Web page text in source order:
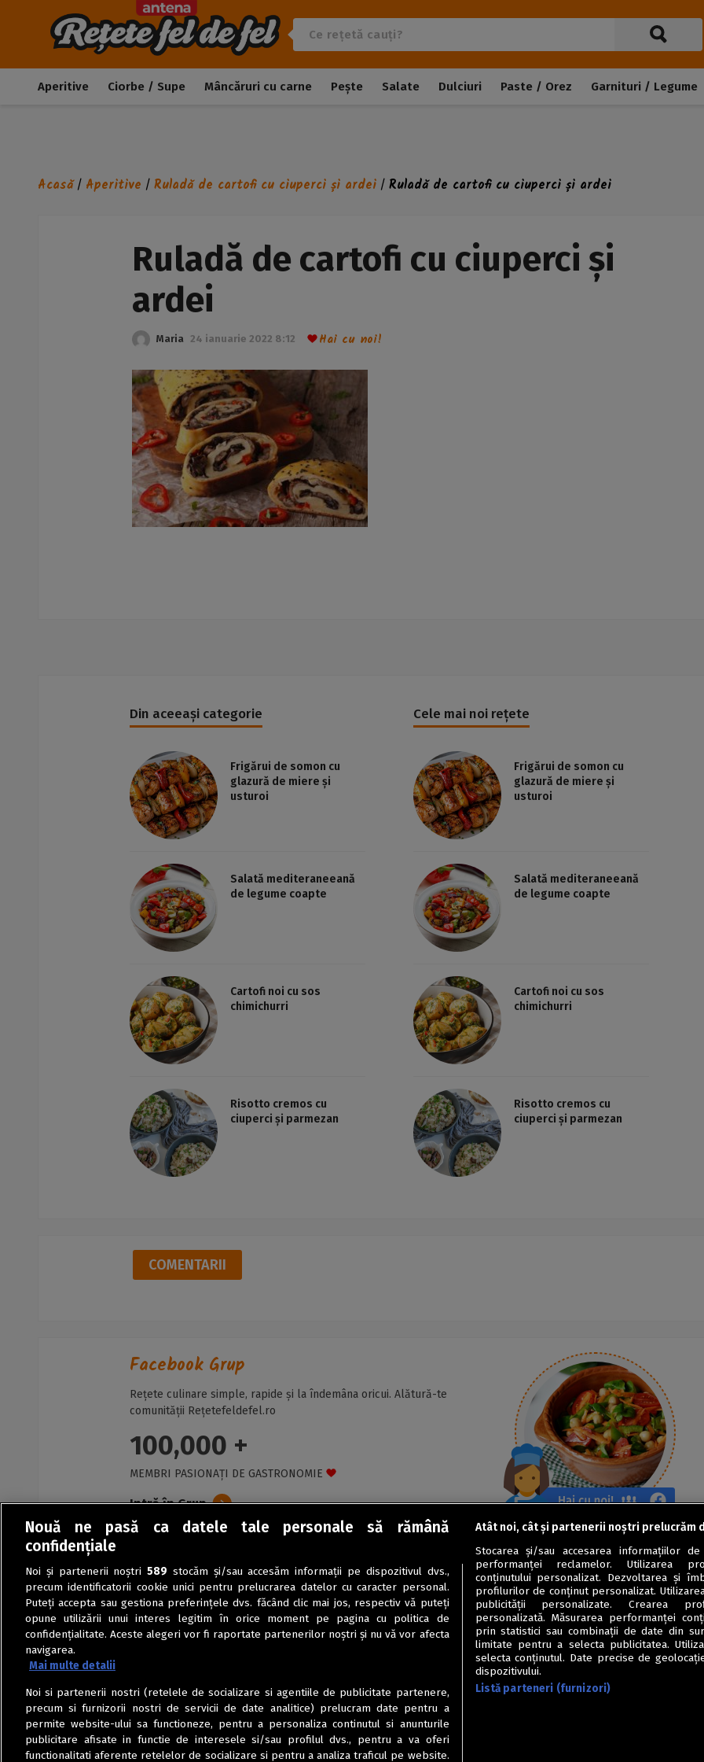
Aperitive Ciorbe / Supe Mâncăruri cu carne Pește Salate Dulciuri Paste / Orez Garnituri / Legume
Acasă/ Aperitive / Ruladă de cartofi cu ciuperci și ardei / Ruladă de cartofi cu ciuperci și ardei
Ruladă de cartofi cu ciuperci și
ardei
Maria 24 ianuarie 2022 8:12 Hai cu noi!
Din aceeași categorie
Frigărui de somon cu
glazură de miere și
usturoi
Salată mediteraneeană
de legume coapte
Cartofi noi cu sos
chimichurri
Risotto cremos cu
ciuperci și parmezan
Cele mai noi rețete
Frigărui de somon cu
glazură de miere și
usturoi
Salată mediteraneeană
de legume coapte
Cartofi noi cu sos
chimichurri
Risotto cremos cu
ciuperci și parmezan
COMENTARII
Facebook Grup
Rețete culinare simple, rapide și la îndemâna oricui. Alătură-te
comunității Rețetefeldefel.ro
100,000 +
MEMBRI PASIONAȚI DE GASTRONOMIE
Intră în Grup
Nouă ne pasă ca datele tale personale să rămână
confidențiale
Noi și partenerii noștri589 stocăm și/sau accesăm informații pe dispozitivul dvs.,
precum identificatorii cookie unici pentru prelucrarea datelor cu caracter personal.
Puteți accepta sau gestiona preferințele dvs. făcând clic mai jos, respectiv vă puteți
opune utilizării unui interes legitim în orice moment pe pagina cu politica de
confidențialitate. Aceste alegeri vor fi raportate partenerilor noștri și nu vă vor afecta
navigarea.
Mai multe detalii
Noi si partenerii nostri (retelele de socializare si agentiile de publicitate partenere,
precum si furnizorii nostri de servicii de date analitice) prelucram date pentru a
permite website-ului sa functioneze, pentru a personaliza continutul si anunturile
publicitare afisate in functie de interesele si/sau profilul dvs., pentru a va oferi
functionalitati aferente retelelor de socializare si pentru a analiza traficul pe website.
Atât noi, cât și partenerii noștri prelucrăm
Stocarea și/sau accesarea informațiilor
performanței reclamelor. Utilizarea
conținutului personalizat. Dezvoltarea și
profilurilor de conținut personalizat.
publicității personalizate. Crearea
personalizată. Măsurarea performanței
prin statistici sau combinații de date din
limitate pentru a selecta publicitatea.
selecta conținutul. Date precise de
dispozitivului.
Listă parteneri (furnizori)